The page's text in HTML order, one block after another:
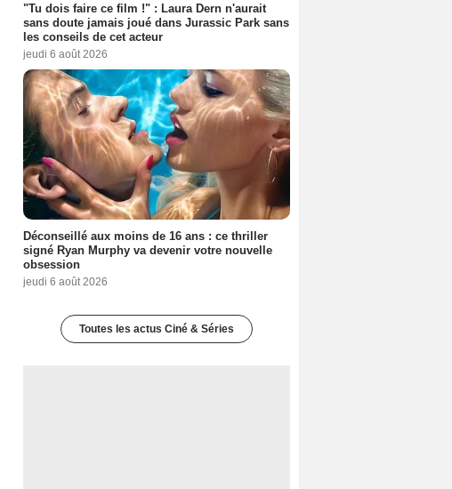
"Tu dois faire ce film !" : Laura Dern n'aurait
sans doute jamais joué dans Jurassic Park sans
les conseils de cet acteur
jeudi 6 août 2026
Déconseillé aux moins de 16 ans : ce thriller
signé Ryan Murphy va devenir votre nouvelle
obsession
jeudi 6 août 2026
Toutes les actus Ciné & Séries